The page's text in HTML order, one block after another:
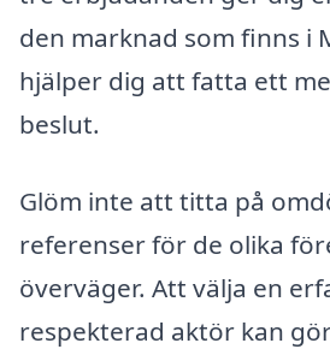
den marknad som finns i
hjälper dig att fatta ett
beslut.
Glöm inte att titta på
referenser för de olika
överväger. Att välja en
respekterad aktör kan